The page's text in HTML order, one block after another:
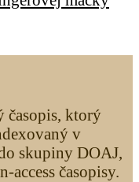
časopis, ktorý
v
skupiny DOAJ,
access časopisy.